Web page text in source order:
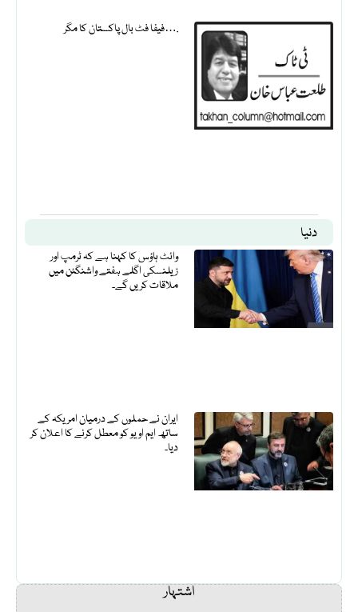
فیفا فٹ بال پاکستان کا مگر….
دنیا
وائٹ ہاؤس کا کہنا ہے کہ ٹرمپ اور
زیلنسکی اگلے ہفتے واشنگٹن میں
ملاقات کریں گے۔
ایران نے حملوں کے درمیان امریکہ کے
ساتھ ایم او یو کو معطل کرنے کا اعلان کر
دیا۔
اشتہار